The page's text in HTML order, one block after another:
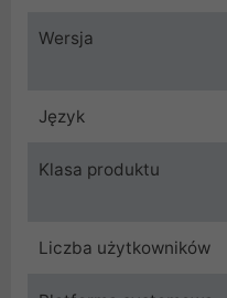
Wersja
Język
Klasa produktu
Liczba użytkowników